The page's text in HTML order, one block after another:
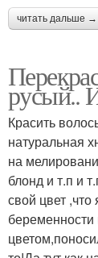
читать дальше →
русый..
Красить
натуральная
на
блонд и т.п и
свой цвет